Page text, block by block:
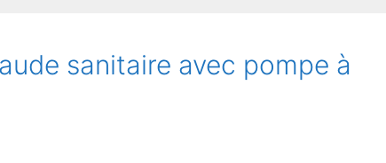
sanitaire avec pompe à